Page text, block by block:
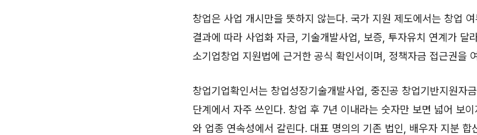
창업은 사업 개시만을 뜻하지 않는다. 국가 지원 제도에서는 창업
결과에 따라 사업화 자금, 기술개발사업, 보증, 투자유치 연계가 달
소기업창업 지원법에 근거한 공식 확인서이며, 정책자금 접근권을
창업기업확인서는 창업성장기술개발사업, 중진공 창업기반지원자
단계에서 자주 쓰인다. 창업 후 7년 이내라는 숫자만 보면 넓어 보
와 업종 연속성에서 갈린다. 대표 명의의 기존 법인, 배우자 지분 합